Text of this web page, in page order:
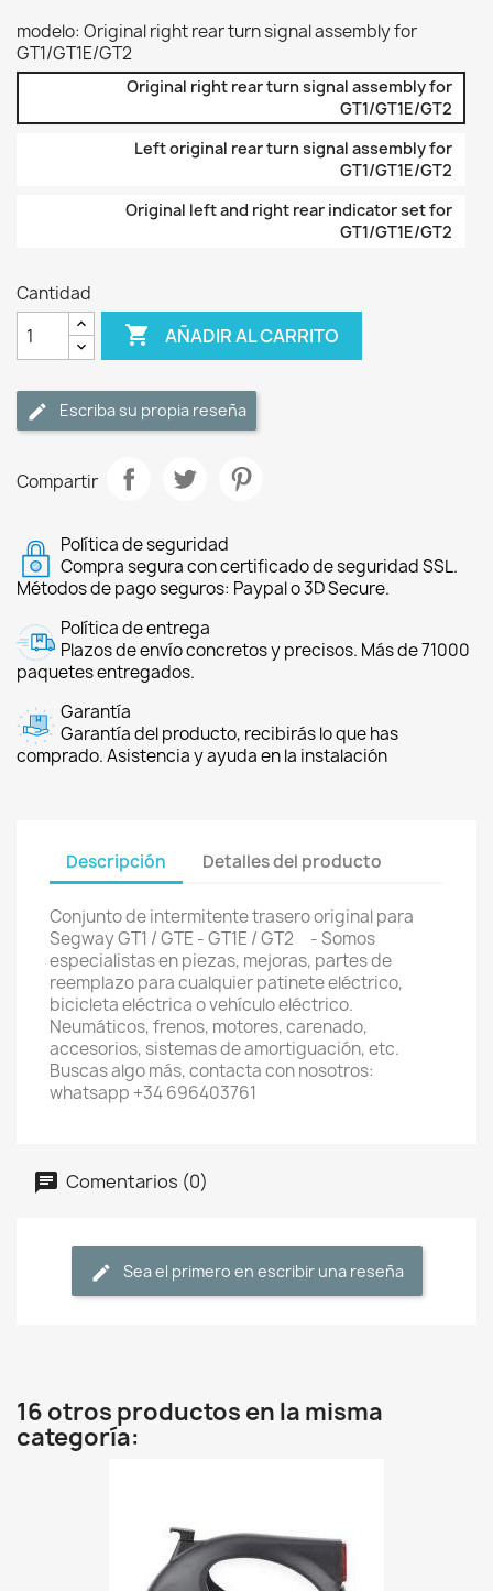
modelo: Original right rear turn signal assembly for
GT1/GT1E/GT2
Original right rear turn signal assembly for
GT1/GT1E/GT2
Left original rear turn signal assembly for
GT1/GT1E/GT2
Original left and right rear indicator set for
GT1/GT1E/GT2
Cantidad
 AÑADIR AL CARRITO
Escriba su propia reseña
Compartir
Política de seguridad
Compra segura con certificado de seguridad SSL.
Métodos de pago seguros: Paypal o 3D Secure.
Política de entrega
Plazos de envío concretos y precisos. Más de 71000
paquetes entregados.
Garantía
Garantía del producto, recibirás lo que has
comprado. Asistencia y ayuda en la instalación
Descripción Detalles del producto
Conjunto de intermitente trasero original para
Segway GT1 / GTE - GT1E / GT2 - Somos
especialistas en piezas, mejoras, partes de
reemplazo para cualquier patinete eléctrico,
bicicleta eléctrica o vehículo eléctrico.
Neumáticos, frenos, motores, carenado,
accesorios, sistemas de amortiguación, etc.
Buscas algo más, contacta con nosotros:
whatsapp +34 696403761
Comentarios (0)
Sea el primero en escribir una reseña
16 otros productos en la misma
categoría: